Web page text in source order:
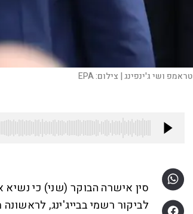
טראמפ ושי ג'ינפינג | צילום:EPA
סין אישרה הבוקר (שני) כי
לביקור רשמי בבייג'ינג,